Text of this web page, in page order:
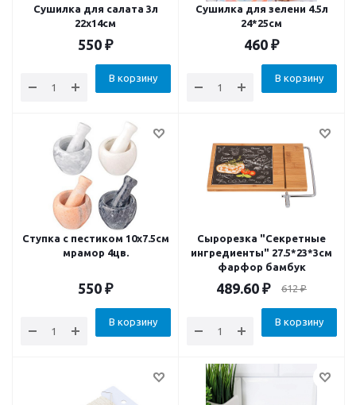
Сушилка для салата 3л
22х14см
550 ₽
В корзину
Сушилка для зелени 4.5л
24*25см
460 ₽
В корзину
Ступка с пестиком 10x7.5см
мрамор 4цв.
550 ₽
В корзину
Сырорезка "Секретные
ингредиенты" 27.5*23*3см
фарфор бамбук
489.60 ₽ 612₽
В корзину